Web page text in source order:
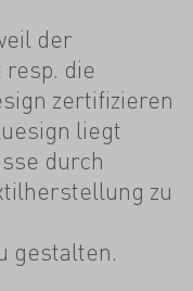
der
die
zertifizieren
liegt
durch
zu
gestalten.